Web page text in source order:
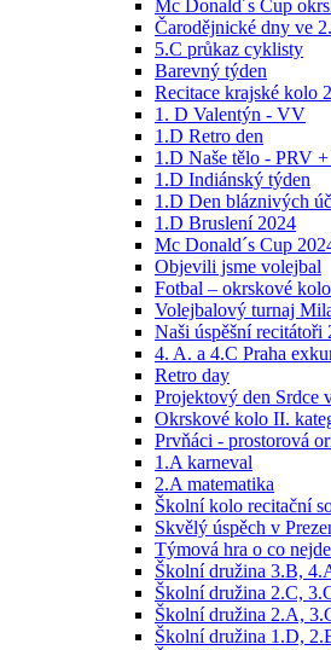
Mc Donald´s Cup
Čarodějnické dny ve
5.C průkaz cyklisty
Barevný týden
Recitace krajské kolo
1. D Valentýn - VV
1.D Retro den
1.D Naše tělo - PRV
1.D Indiánský týden
1.D Den bláznivých
1.D Bruslení 2024
Mc Donald´s Cup
Objevili jsme volejbal
Fotbal – okrskové
Volejbalový turnaj
Naši úspěšní recitátoři
4. A. a 4.C Praha
Retro day
Projektový den Srdce
Okrskové kolo II.
Prvňáci - prostorová
1.A karneval
2.A matematika
Školní kolo recitační
Skvělý úspěch v
Týmová hra o co
Školní družina 3.B,
Školní družina 2.C,
Školní družina 2.A,
Školní družina 1.D,